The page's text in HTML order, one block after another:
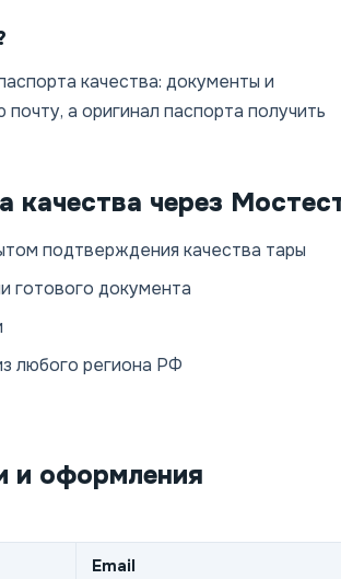
качества: документы и
а оригинал паспорта получить
через
подтверждения качества тары
готового документа
любого региона РФ
и оформления
Email